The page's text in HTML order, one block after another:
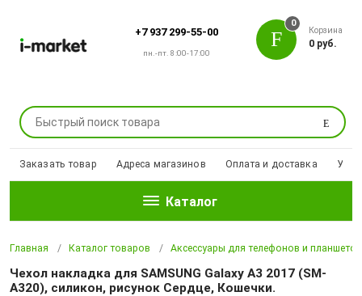
+7 937 299-55-00
пн.-пт. 8:00-17:00
Поиск
0
Корзина
0 руб.
Заказать товар Адреса магазинов Оплата и доставка
Каталог
Главная Каталог товаров Аксессуары для телефонов и планшетов
Чехол накладка для SAMSUNG Galaxy A3 2017 (SM-
A320), силикон, рисунок Сердце, Кошечки.